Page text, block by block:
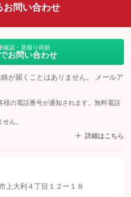
お問い合わせ
確認・見積り依頼
お問い合わせ
が届くことはありません。 メールア
の電話番号が通知されます。無料電話
ん。
詳細はこちら
追加してから「許可する」ボタンを押
上大利４丁目１２ー１８